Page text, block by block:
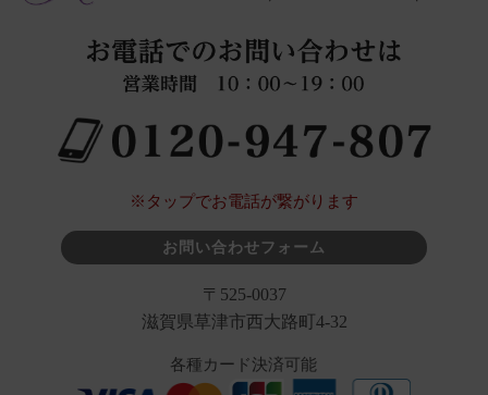
※タップでお電話が繋がります
お問い合わせフォーム
〒525-0037
滋賀県草津市西大路町4-32
各種カード決済可能